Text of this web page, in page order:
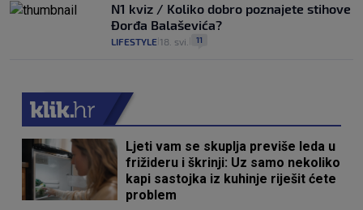
N1 kviz / Koliko dobro poznajete stihove
Đorđa Balaševića?
LIFESTYLE 18. svi. 11
Ljeti vam se skuplja previše leda u
frižideru i škrinji: Uz samo nekoliko
kapi sastojka iz kuhinje riješit ćete
problem